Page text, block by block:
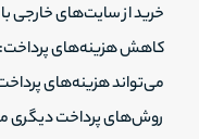
خرید از سایت‌های خارجی با
کاهش هزینه‌های پرداخت:
می‌تواند هزینه‌های
روش‌های پرداخت دیگری